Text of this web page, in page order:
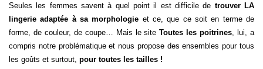
Seules les femmes savent à quel point il est difficile de trouver LA
lingerie adaptée à sa morphologie et ce, que ce soit en terme de
forme, de couleur, de coupe…
Mais le siteToutes les poitrines , lui, a
compris notre problématique et nous propose des ensembles pour tous
les goûts et surtout, pour toutes les tailles !